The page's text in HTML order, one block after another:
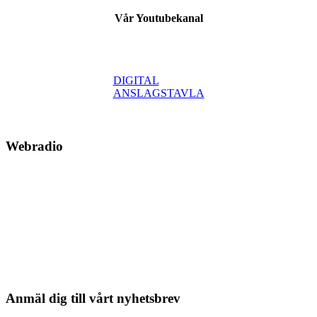
Vår Youtubekanal
DIGITAL
ANSLAGSTAVLA
Webradio
Anmäl dig till vårt nyhetsbrev